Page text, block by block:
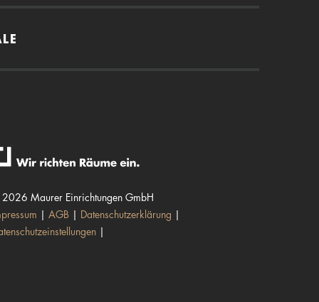
Maurer Einrichtungen GmbH
AGB
Datenschutzerklärung